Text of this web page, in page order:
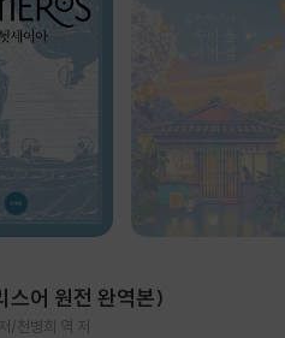
스어 원전 완역본)
/천병희 역 저